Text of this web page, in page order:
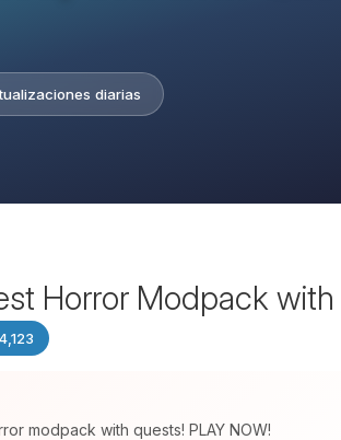
diarias
Horror Modpack
modpack with quests! PLAY NOW!